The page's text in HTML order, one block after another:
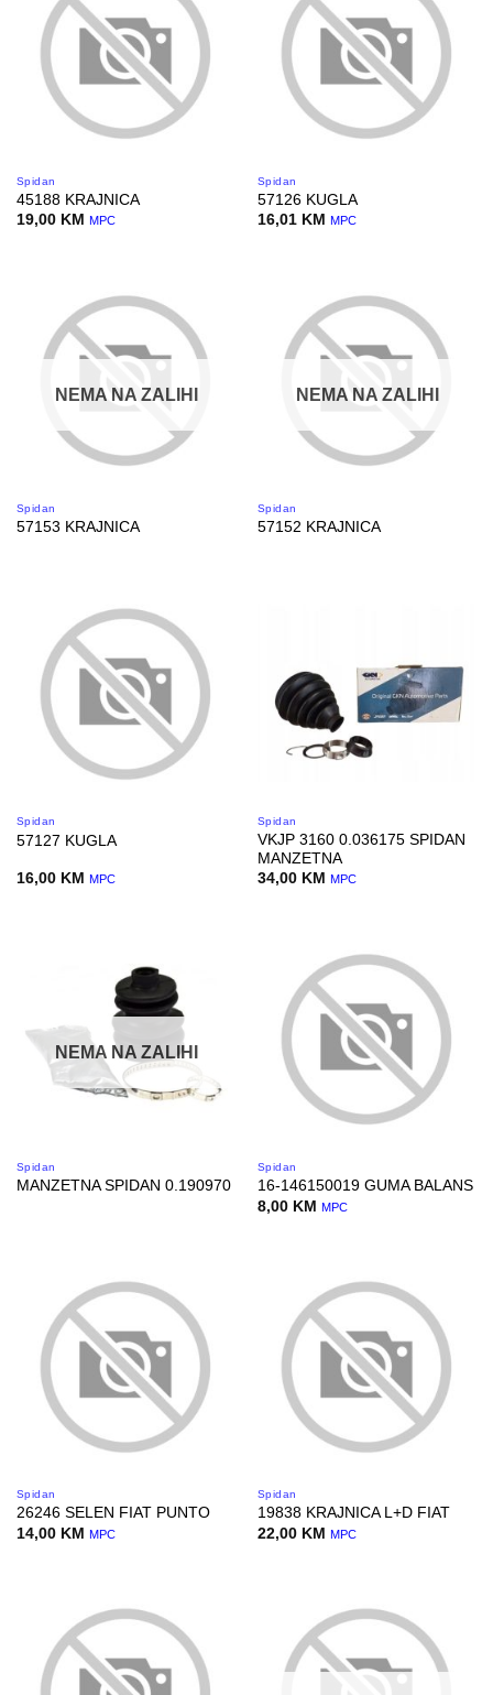
Spidan
45188 KRAJNICA
19,00 KM MPC
Spidan
57126 KUGLA
16,01 KM MPC
NEMA NA ZALIHI
Spidan
57153 KRAJNICA
NEMA NA ZALIHI
Spidan
57152 KRAJNICA
Spidan
57127 KUGLA
16,00 KM MPC
Spidan
VKJP 3160 0.036175 SPIDAN
MANZETNA
34,00 KM MPC
NEMA NA ZALIHI
Spidan
MANZETNA SPIDAN 0.190970
Spidan
16-146150019 GUMA BALANS
8,00 KM MPC
Spidan
26246 SELEN FIAT PUNTO
14,00 KM MPC
Spidan
19838 KRAJNICA L+D FIAT
22,00 KM MPC